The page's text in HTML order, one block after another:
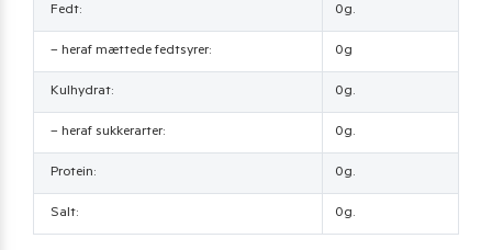
Fedt: 0g.
– heraf mættede fedtsyrer: 0g
Kulhydrat: 0g.
– heraf sukkerarter: 0g.
Protein: 0g.
Salt: 0g.